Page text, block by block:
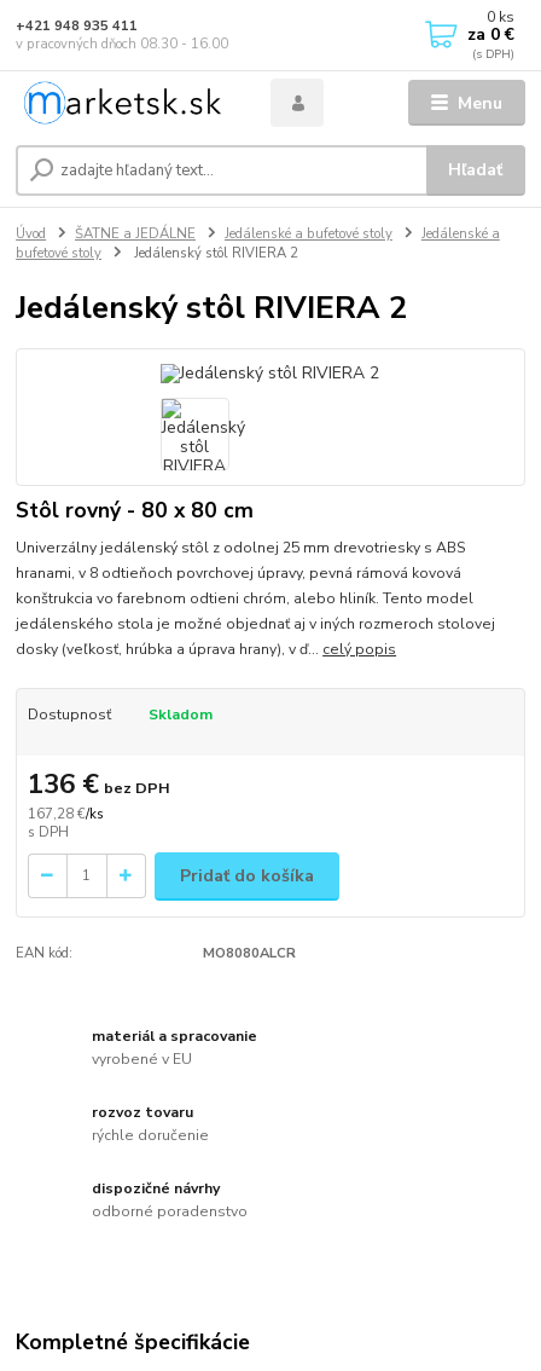
Menu
Hľadať
+421 948 935 411
v pracovných dňoch 08.30 - 16.00
0 ks
za 0 €
Úvod ŠATNE a JEDÁLNE Jedálenské a bufetové stoly
Jedálenské a
bufetové stoly
Jedálenský stôl RIVIERA 2
Jedálenský stôl RIVIERA 2
Stôl rovný - 80 x 80 cm
Univerzálny jedálenský stôl z odolnej 25 mm drevotriesky s ABS
hranami, v 8 odtieňoch povrchovej úpravy, pevná rámová kovová
konštrukcia vo farebnom odtieni chróm, alebo hliník. Tento model
jedálenského stola je možné objednať aj v iných rozmeroch stolovej
dosky (veľkosť, hrúbka a úprava hrany), v ď... celý popis
Dostupnosť Skladom
167,28 €/ks
136 € bez DPH
Pridať do košíka
EAN kód: MO8080ALCR
materiál a spracovanie
vyrobené v EU
rozvoz tovaru
rýchle doručenie
dispozičné návrhy
odborné poradenstvo
Kompletné špecifikácie